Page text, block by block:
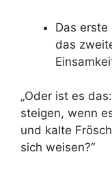
Das
das
„Oder ist es
steigen, wenn
und kalte
sich weisen?“